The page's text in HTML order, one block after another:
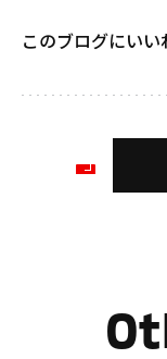
このブログにいい
前